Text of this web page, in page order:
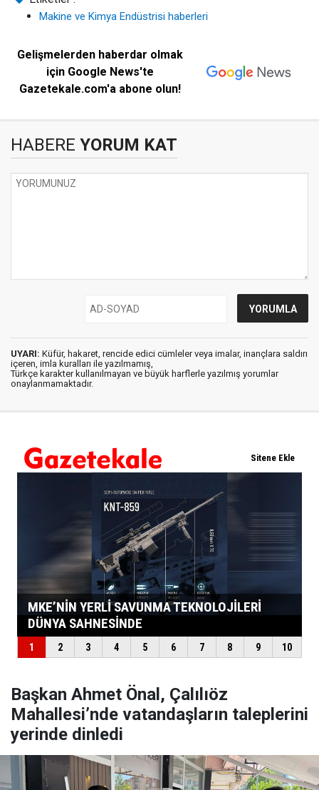
Makine ve Kimya Endüstrisi haberleri
Gelişmelerden haberdar olmak
için Google News'te
Gazetekale.com'a abone olun!
HABERE YORUM KAT
UYARI: Küfür, hakaret, rencide edici cümleler veya imalar, inançlara saldırı
içeren, imla kuralları ile yazılmamış,
Türkçe karakter kullanılmayan ve büyük harflerle yazılmış yorumlar
onaylanmamaktadır.
Başkan Ahmet Önal, Çalılıöz
Mahallesi’nde vatandaşların taleplerini
yerinde dinledi